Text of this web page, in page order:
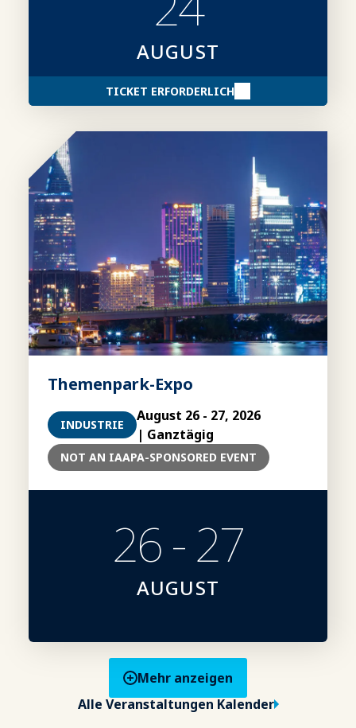
AUGUST
TICKET ERFORDERLICH
Themenpark-Expo
INDUSTRIE
August 26 - 27, 2026
| Ganztägig
NOT AN IAAPA-SPONSORED EVENT
26 - 27
AUGUST
Mehr anzeigen
Alle Veranstaltungen Kalender